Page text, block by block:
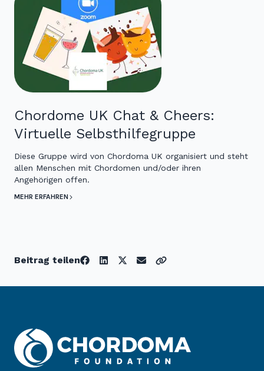
Chordome UK Chat & Cheers:
Virtuelle Selbsthilfegruppe
Diese Gruppe wird von Chordoma UK organisiert und steht
allen Menschen mit Chordomen und/oder ihren
Angehörigen offen.
MEHR ERFAHREN
Beitrag teilen